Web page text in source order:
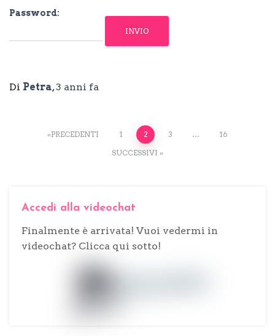
Password:
Di Petra,3 anni fa
Paginazione
PRECEDENTI 1 2 3 …
16
SUCCESSIVI
Accedi alla videochat
Finalmente è arrivata! Vuoi vedermi in
videochat? Clicca qui sotto!